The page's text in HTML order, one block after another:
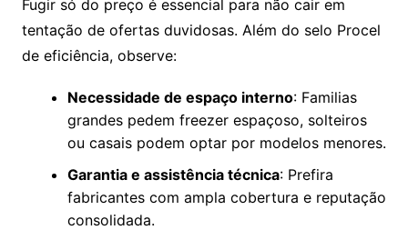
Fugir só do preço é essencial para não cair em
tentação de ofertas duvidosas. Além do selo Procel
de eficiência, observe:
Necessidade de espaço interno: Familias
grandes pedem freezer espaçoso, solteiros
ou casais podem optar por modelos menores.
Garantia e assistência técnica: Prefira
fabricantes com ampla cobertura e reputação
consolidada.